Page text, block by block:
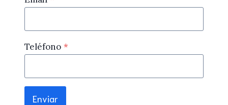
Teléfono *
Enviar